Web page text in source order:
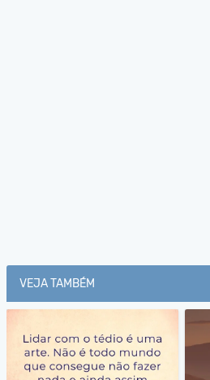
VEJA TAMBÉM